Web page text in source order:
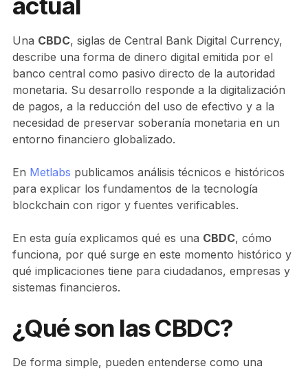
Una CBDC, siglas de Central Bank Digital Currency,
describe una forma de dinero digital emitida por el
banco central como pasivo directo de la autoridad
monetaria. Su desarrollo responde a la digitalización
de pagos, a la reducción del uso de efectivo y a la
necesidad de preservar soberanía monetaria en un
entorno financiero globalizado.
En Metlabs publicamos análisis técnicos e históricos
para explicar los fundamentos de la tecnología
blockchain con rigor y fuentes verificables.
En esta guía explicamos qué es una CBDC, cómo
funciona, por qué surge en este momento histórico y
qué implicaciones tiene para ciudadanos, empresas y
sistemas financieros.
¿Qué son las CBDC?
De forma simple, pueden entenderse como una